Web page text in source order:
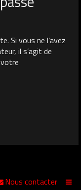
Si vous ne l’avez
il s’agit de
Nous contacter